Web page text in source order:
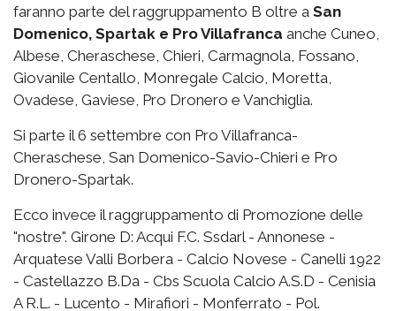
faranno parte del raggruppamento B oltre a San
Domenico, Spartak e Pro Villafranca anche Cuneo,
Albese, Cheraschese, Chieri, Carmagnola, Fossano,
Giovanile Centallo, Monregale Calcio, Moretta,
Ovadese, Gaviese, Pro Dronero e Vanchiglia.
Si parte il 6 settembre con Pro Villafranca-
Cheraschese, San Domenico-Savio-Chieri e Pro
Dronero-Spartak.
Ecco invece il raggruppamento di Promozione delle
"nostre". Girone D: Acqui F.C. Ssdarl - Annonese -
Arquatese Valli Borbera - Calcio Novese - Canelli 1922
- Castellazzo B.Da - Cbs Scuola Calcio A.S.D - Cenisia
A R.L. - Lucento - Mirafiori - Monferrato - Pol.